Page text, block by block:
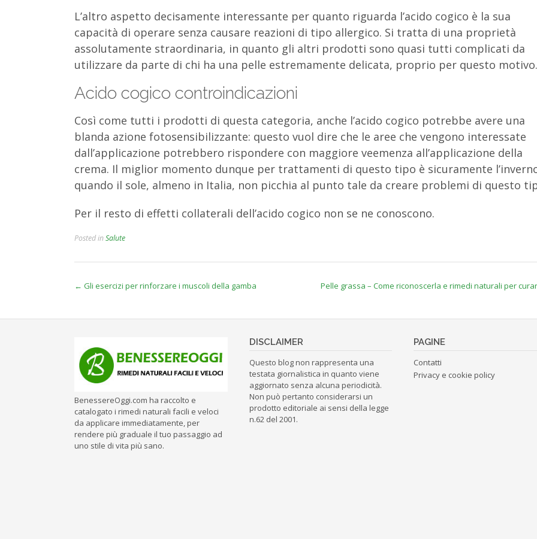
L’altro aspetto decisamente interessante per quanto riguarda l’acido cogico è la sua
capacità di operare senza causare reazioni di tipo allergico. Si tratta di una proprietà
assolutamente straordinaria, in quanto gli altri prodotti sono quasi tutti complicati da
utilizzare da parte di chi ha una pelle estremamente delicata, proprio per questo motivo.
Acido cogico controindicazioni
Così come tutti i prodotti di questa categoria, anche l’acido cogico potrebbe avere una
blanda azione fotosensibilizzante: questo vuol dire che le aree che vengono interessate
dall’applicazione potrebbero rispondere con maggiore veemenza all’applicazione della
crema. Il miglior momento dunque per trattamenti di questo tipo è sicuramente
quando il sole, almeno in Italia, non picchia al punto tale da creare problemi di questo
Per il resto di effetti collaterali dell’acido cogico non se ne conoscono.
Posted inSalute
Post
← Gli esercizi per rinforzare i muscoli della gamba Pelle grassa – Come riconoscerla e rimedi naturali per
BenessereOggi.com ha raccolto e
catalogato i rimedi naturali facili e veloci
da applicare immediatamente, per
rendere più graduale il tuo passaggio ad
uno stile di vita più sano.
DISCLAIMER
Questo blog non rappresenta una
testata giornalistica in quanto viene
aggiornato senza alcuna periodicità.
Non può pertanto considerarsi un
prodotto editoriale ai sensi della legge
n.62 del 2001.
PAGINE
Contatti
Privacy e cookie policy